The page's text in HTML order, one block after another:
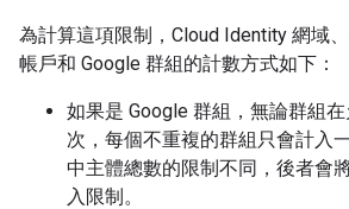
為計算這項限制，Cloud Identity 網域
帳戶和 Google 群組的計數方式如下：
如果是 Google 群組，無論群組
次，每個不重複的群組只會計入
中主體總數的限制不同，後者會
入限制。